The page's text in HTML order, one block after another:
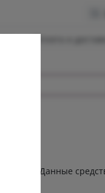
новое. Данные
оптом.